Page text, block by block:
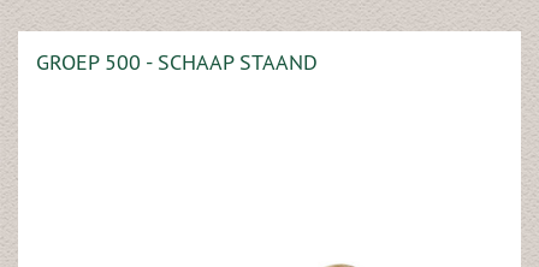
GROEP 500 - SCHAAP STAAND